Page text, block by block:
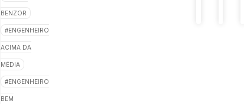
BENZOR
ENGENHEIRO
ACIMA DA
MÉDIA
ENGENHEIRO
BEM